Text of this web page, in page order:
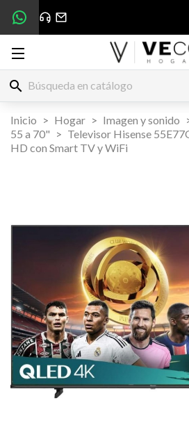
search
Inicio Hogar Imagen y sonido
55 a 70"
Televisor Hisense
HD con Smart TV y WiFi
